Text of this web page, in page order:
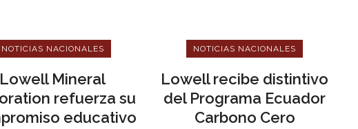
NOTICIAS NACIONALES
Lowell Mineral
refuerza su
educativo
NOTICIAS NACIONALES
Lowell recibe distintivo
del Programa Ecuador
Carbono Cero